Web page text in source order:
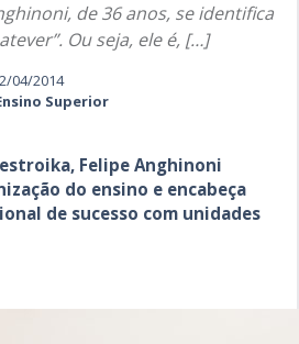
de 36 anos, se identifica
Ou seja, ele é, […]
04/2014
Superior
Felipe Anghinoni
do ensino e encabeça
de sucesso com unidades